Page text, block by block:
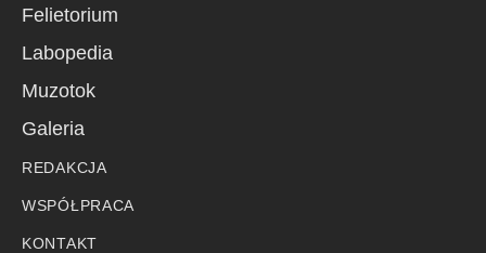
Felietorium
Labopedia
Muzotok
Galeria
REDAKCJA
WSPÓŁPRACA
KONTAKT